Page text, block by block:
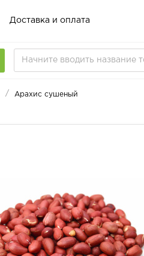
Доставка и оплата
Арахис сушеный